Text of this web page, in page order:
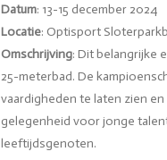
Datum: 13-15 december 2024
Locatie: Optisport
Omschrijving: Dit belangrijke
25-meterbad. De
vaardigheden te laten zien
gelegenheid voor jonge
leeftijdsgenoten.